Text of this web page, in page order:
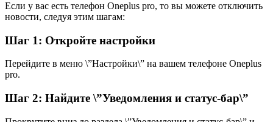
Если у вас есть телефон Oneplus pro, то вы можете отключить
новости, следуя этим шагам:
Шаг 1: Откройте настройки
Перейдите в меню \”Настройки\” на вашем телефоне Oneplus
pro.
Шаг 2: Найдите \”Уведомления и статус-бар\”